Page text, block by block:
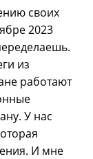
своих
2023
из
работают
У нас
И мне